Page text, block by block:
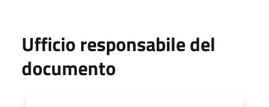
Ufficio responsabile del
documento